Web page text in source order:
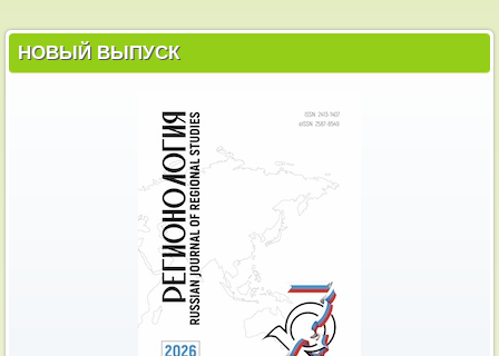
НОВЫЙ ВЫПУСК